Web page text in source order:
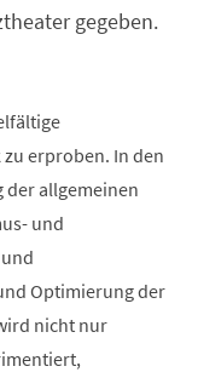
gegeben.
erproben. In den
allgemeinen
und
Optimierung der
nicht nur